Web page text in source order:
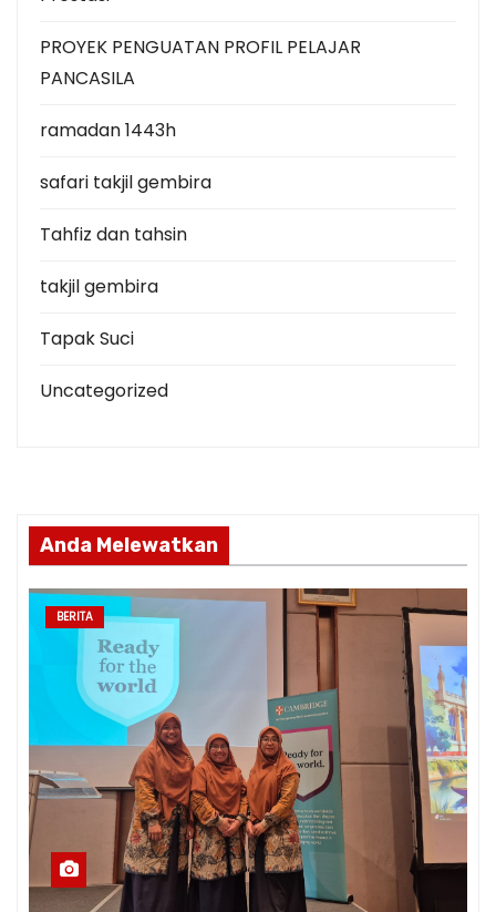
PROYEK PENGUATAN PROFIL PELAJAR
PANCASILA
ramadan 1443h
safari takjil gembira
Tahfiz dan tahsin
takjil gembira
Tapak Suci
Uncategorized
Anda Melewatkan
BERITA